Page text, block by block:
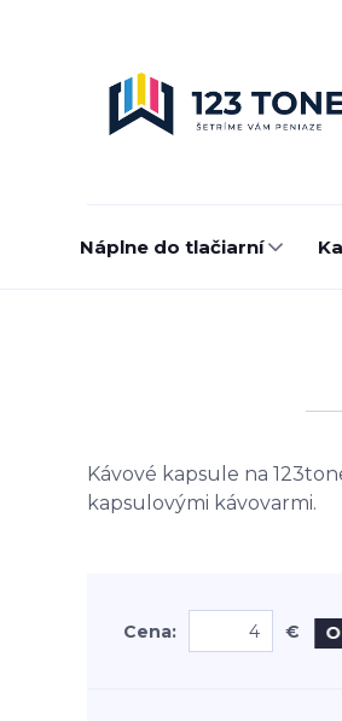
Náplne do tlačiarní
Kávové kapsule na
kapsulovými kávovarmi.
Cena: €